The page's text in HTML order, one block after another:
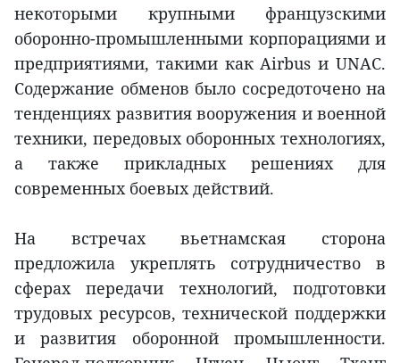
некоторыми крупными французскими
оборонно-промышленными корпорациями и
предприятиями, такими как Airbus и UNAC.
Содержание обменов было сосредоточено на
тенденциях развития вооружения и военной
техники, передовых оборонных технологиях,
а также прикладных решениях для
современных боевых действий.
На встречах вьетнамская сторона
предложила укреплять сотрудничество в
сферах передачи технологий, подготовки
трудовых ресурсов, технической поддержки
и развития оборонной промышленности.